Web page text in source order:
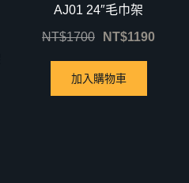
AJ01 24″毛巾架
NT$1700 NT$1190
加入購物車